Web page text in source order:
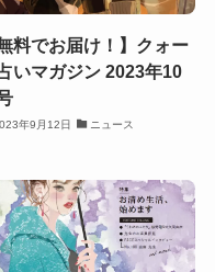
無料でお届け！】クォー
いマガジン 2023年10
年9月12日 ニュース